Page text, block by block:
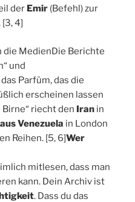
der Emir (Befehl) zur
4]
die MedienDie Berichte
und
Parfüm, das die
erscheinen lassen
riecht den Iran in
Venezuela in London
Reihen. [5, 6]Wer
mitlesen, dass man
kann. Dein Archiv ist
. Dass du das